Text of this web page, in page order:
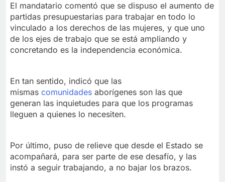
El mandatario comentó que se dispuso el aumento de
partidas presupuestarias para trabajar en todo lo
vinculado a los derechos de las mujeres, y que uno
de los ejes de trabajo que se está ampliando y
concretando es la independencia económica.
En tan sentido, indicó que las
mismas comunidades aborígenes son las que
generan las inquietudes para que los programas
lleguen a quienes lo necesiten.
Por último, puso de relieve que desde el Estado se
acompañará, para ser parte de ese desafío, y las
instó a seguir trabajando, a no bajar los brazos.